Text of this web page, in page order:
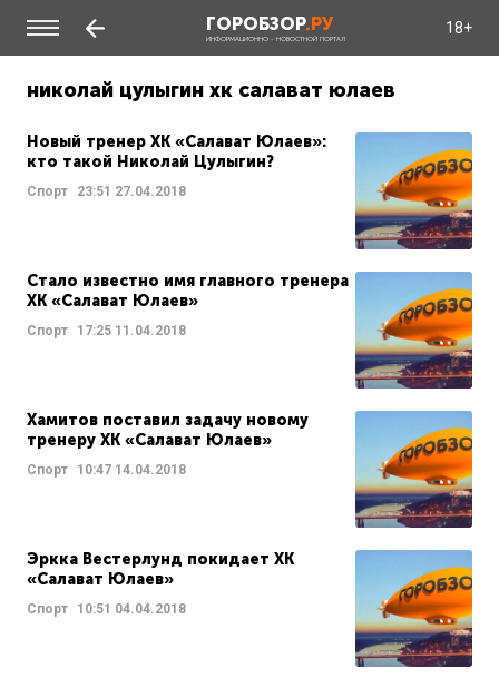
ГОРОБЗОР.РУ
ИНФОРМАЦИОННО - НОВОСТНОЙ ПОРТАЛ
18+
николай цулыгин хк салават юлаев
Новый тренер ХК «Салават Юлаев»:
кто такой Николай Цулыгин?
Спорт 23:51 27.04.2018
Стало известно имя главного тренера
ХК «Салават Юлаев»
Спорт 17:25 11.04.2018
Хамитов поставил задачу новому
тренеру ХК «Салават Юлаев»
Спорт 10:47 14.04.2018
Эркка Вестерлунд покидает ХК
«Салават Юлаев»
Спорт 10:51 04.04.2018